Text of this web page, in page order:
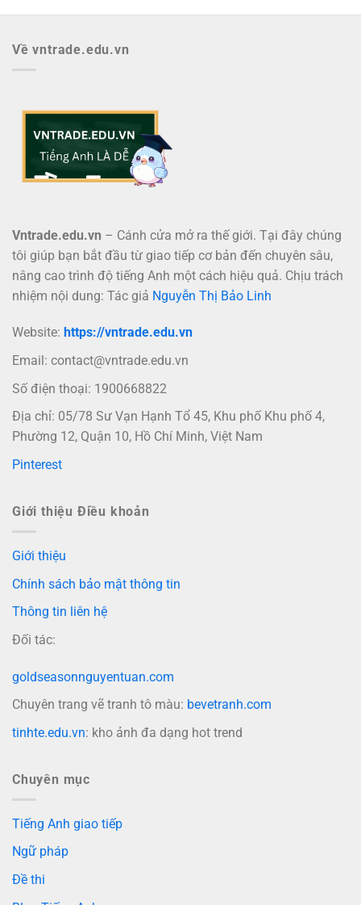
Về vntrade.edu.vn
Vntrade.edu.vn – Cánh cửa mở ra thế giới. Tại đây chúng
tôi giúp bạn bắt đầu từ giao tiếp cơ bản đến chuyên sâu,
nâng cao trình độ tiếng Anh một cách hiệu quả. Chịu trách
nhiệm nội dung: Tác giả Nguyễn Thị Bảo Linh
Website: https://vntrade.edu.vn
Email: contact@vntrade.edu.vn
Số điện thoại: 1900668822
Địa chỉ: 05/78 Sư Vạn Hạnh Tổ 45, Khu phố Khu phố 4,
Phường 12, Quận 10, Hồ Chí Minh, Việt Nam
Pinterest
Giới thiệu Điều khoản
Giới thiệu
Chính sách bảo mật thông tin
Thông tin liên hệ
Đối tác:
goldseasonnguyentuan.com
Chuyên trang vẽ tranh tô màu: bevetranh.com
tinhte.edu.vn: kho ảnh đa dạng hot trend
Chuyên mục
Tiếng Anh giao tiếp
Ngữ pháp
Đề thi